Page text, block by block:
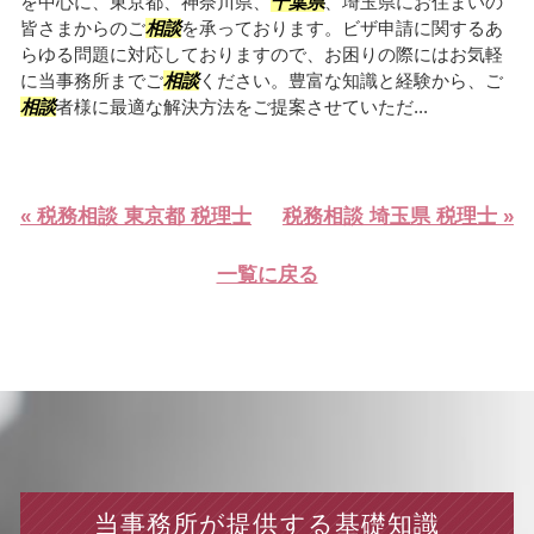
皆さまからのご相談を承っております。ビザ申請に関するあ
らゆる問題に対応しておりますので、お困りの際にはお気軽
に当事務所までご相談ください。豊富な知識と経験から、ご
相談者様に最適な解決方法をご提案させていただ...
« 税務相談 東京都 税理士 税務相談 埼玉県 税理士 »
一覧に戻る
当事務所が提供する基礎知識